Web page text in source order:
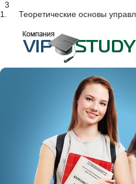
3
1.
Теоретические основы